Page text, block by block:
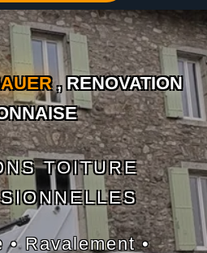
, RENOVATION
TOITURE
• Ravalement •